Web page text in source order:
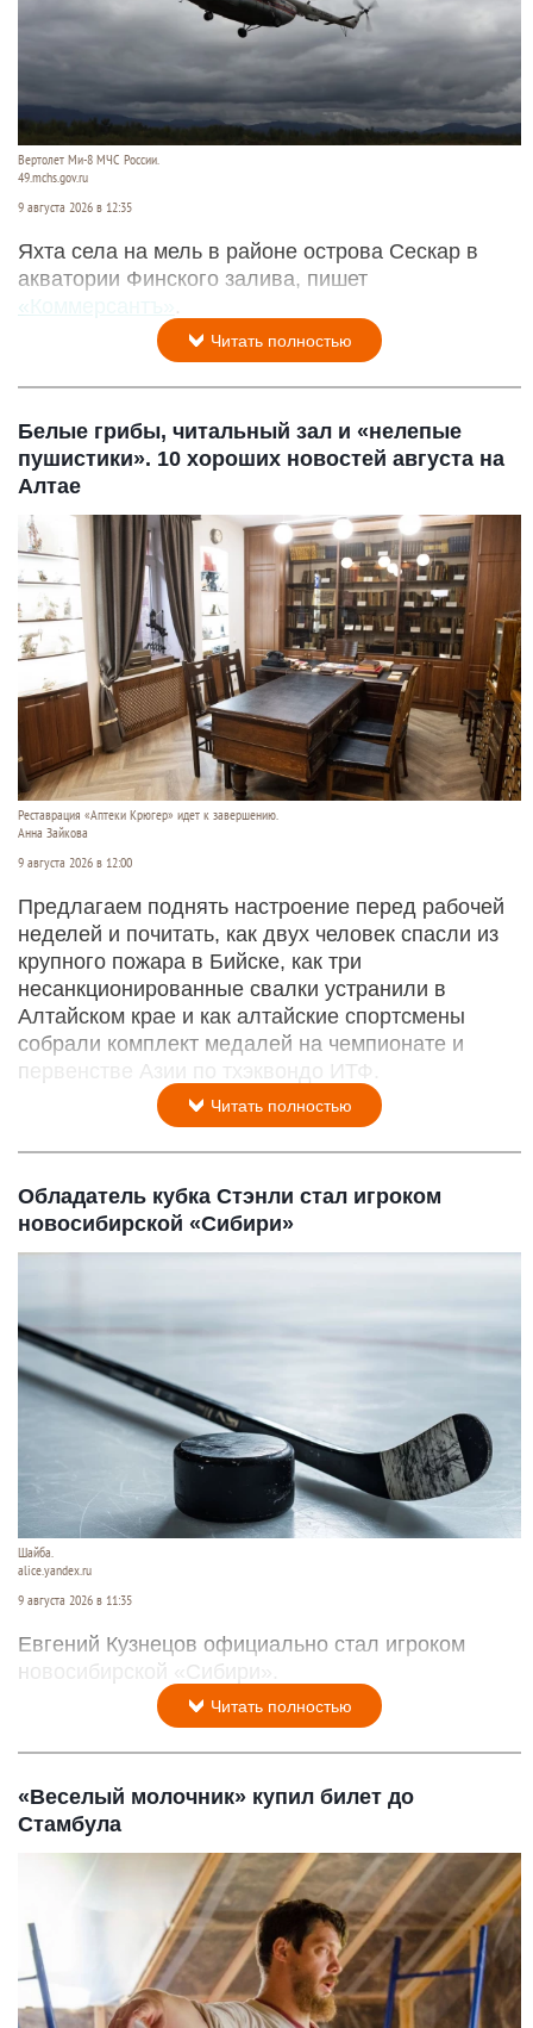
Вертолет Ми-8 МЧС России.
49.mchs.gov.ru
9 августа 2026 в 12:35
Яхта села на мель в районе острова Сескар в
акватории Финского залива, пишет
«Коммерсантъ»
Читать полностью
Белые грибы, читальный зал и «нелепые
пушистики». 10 хороших новостей августа на
Алтае
Реставрация «Аптеки Крюгер» идет к завершению.
Анна Зайкова
9 августа 2026 в 12:00
Предлагаем поднять настроение перед рабочей
неделей и почитать, как двух человек спасли из
крупного пожара в Бийске, как три
несанкционированные свалки устранили в
Алтайском крае и как алтайские спортсмены
собрали комплект медалей на чемпионате и
первенстве Азии по тхэквондо ИТФ.
Читать полностью
Обладатель кубка Стэнли стал игроком
новосибирской «Сибири»
Шайба.
alice.yandex.ru
9 августа 2026 в 11:35
Евгений Кузнецов официально стал игроком
новосибирской «Сибири».
Читать полностью
«Веселый молочник» купил билет до
Стамбула